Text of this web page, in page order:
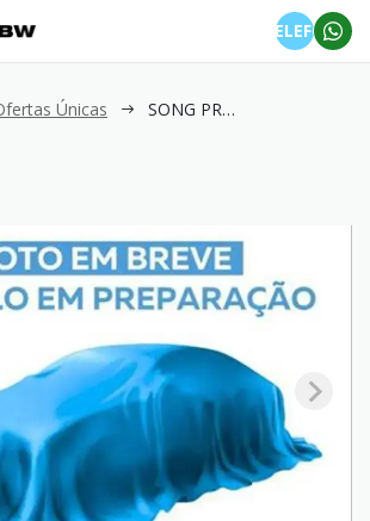
TELEFONE
Únicas SONG PRO 1.5 Dm-i GS